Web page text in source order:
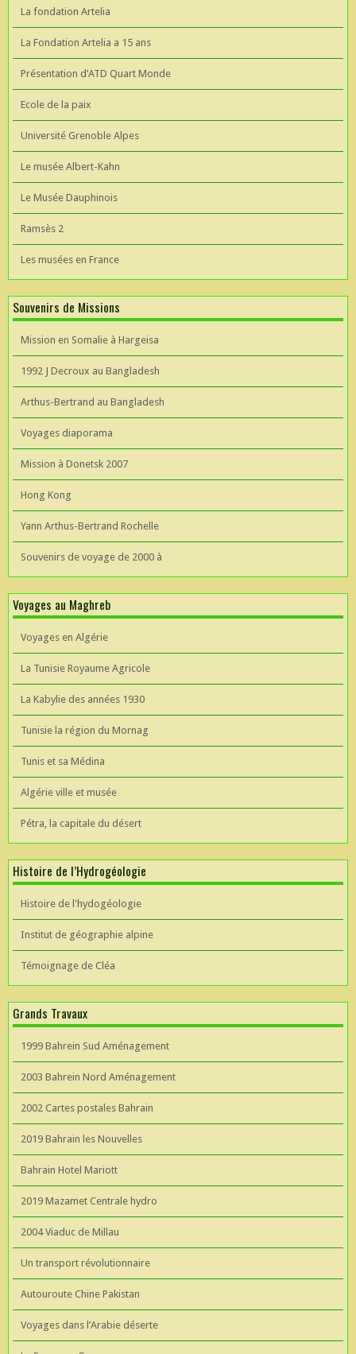
La fondation Artelia
La Fondation Artelia a 15 ans
Présentation d’ATD Quart Monde
Ecole de la paix
Université Grenoble Alpes
Le musée Albert-Kahn
Le Musée Dauphinois
Ramsès 2
Les musées en France
Souvenirs de Missions
Mission en Somalie à Hargeisa
1992 J Decroux au Bangladesh
Arthus-Bertrand au Bangladesh
Voyages diaporama
Mission à Donetsk 2007
Hong Kong
Yann Arthus-Bertrand Rochelle
Souvenirs de voyage de 2000 à
Voyages au Maghreb
Voyages en Algérie
La Tunisie Royaume Agricole
La Kabylie des années 1930
Tunisie la région du Mornag
Tunis et sa Médina
Algérie ville et musée
Pétra, la capitale du désert
Histoire de l’Hydrogéologie
Histoire de l'hydogéologie
Institut de géographie alpine
Témoignage de Cléa
Grands Travaux
1999 Bahrein Sud Aménagement
2003 Bahrein Nord Aménagement
2002 Cartes postales Bahrain
2019 Bahrain les Nouvelles
Bahrain Hotel Mariott
2019 Mazamet Centrale hydro
2004 Viaduc de Millau
Un transport révolutionnaire
Autouroute Chine Pakistan
Voyages dans l’Arabie déserte